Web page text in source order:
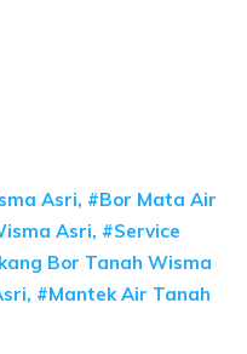
Asri, #Bor Mata Air
Asri, #Service
Bor Tanah Wisma
#Mantek Air Tanah